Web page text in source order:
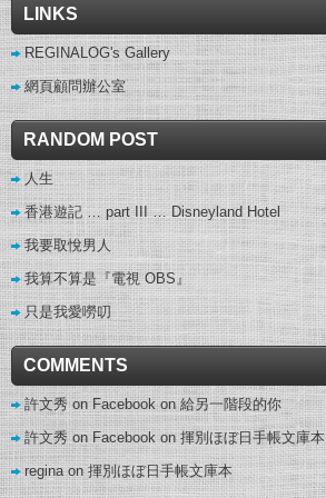
LINKS
REGINALOG's Gallery
網頁顧問辦公室
RANDOM POST
人生
香港遊記 … part III … Disneyland Hotel
我要取悅男人
我算不算是『電視 OBS』
只是我愛嘮叨
COMMENTS
許文秀 on Facebookon給另一階段的你
許文秀 on Facebook on 揮別ほぼ日手帳文庫本
reginaon揮別ほぼ日手帳文庫本